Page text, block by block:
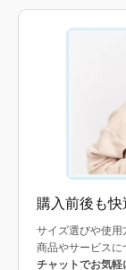
購入前後も
サイズ選びや使用
商品やサービスに
チャットでお気